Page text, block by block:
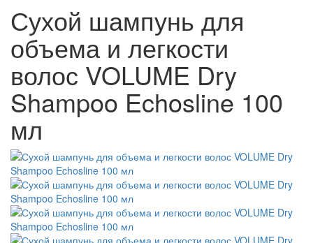
Сухой шампунь для
объема и легкости
волос VOLUME Dry
Shampoo Echosline 100
мл